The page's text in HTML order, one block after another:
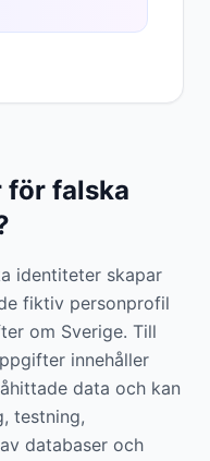
för falska
identiteter skapar
fiktiv personprofil
om Sverige. Till
innehåller
data och kan
testning,
databaser och